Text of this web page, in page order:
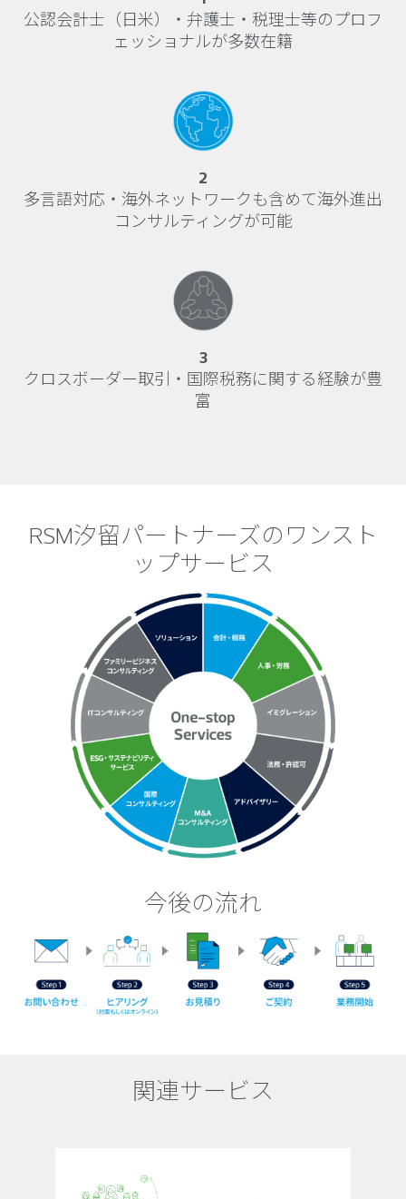
公認会計士（日米）・弁護士・税理士等のプロフ
ェッショナルが多数在籍
2
多言語対応・海外ネットワークも含めて海外進出
コンサルティングが可能
3
クロスボーダー取引・国際税務に関する経験が豊
富
RSM汐留パートナーズのワンスト
ップサービス
今後の流れ
関連サービス